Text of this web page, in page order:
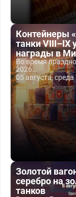
Контейнеры
танки VIII–IX
награды в
Во время
2026...
05 августа, среда
Золотой
серебро на
танков